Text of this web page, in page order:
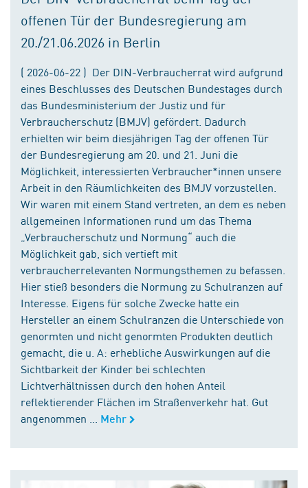
offenen Tür der Bundesregierung am
20./21.06.2026 in Berlin
( 2026-06-22 ) Der DIN-Verbraucherrat wird aufgrund
eines Beschlusses des Deutschen Bundestages durch
das Bundesministerium der Justiz und für
Verbraucherschutz (BMJV) gefördert. Dadurch
erhielten wir beim diesjährigen Tag der offenen Tür
der Bundesregierung am 20. und 21. Juni die
Möglichkeit, interessierten Verbraucher*innen unsere
Arbeit in den Räumlichkeiten des BMJV vorzustellen.
Wir waren mit einem Stand vertreten, an dem es neben
allgemeinen Informationen rund um das Thema
„Verbraucherschutz und Normung“ auch die
Möglichkeit gab, sich vertieft mit
verbraucherrelevanten Normungsthemen zu befassen.
Hier stieß besonders die Normung zu Schulranzen auf
Interesse. Eigens für solche Zwecke hatte ein
Hersteller an einem Schulranzen die Unterschiede von
genormten und nicht genormten Produkten deutlich
gemacht, die u. A: erhebliche Auswirkungen auf die
Sichtbarkeit der Kinder bei schlechten
Lichtverhältnissen durch den hohen Anteil
reflektierender Flächen im Straßenverkehr hat. Gut
angenommen ...
Mehr